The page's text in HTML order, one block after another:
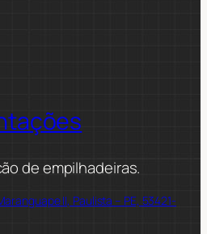
de empilhadeiras.
II, Paulista – PE, 53421-